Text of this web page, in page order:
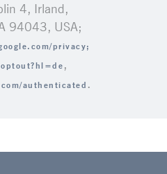
4, Irland,
94043, USA;
privacy;
,
authenticated .